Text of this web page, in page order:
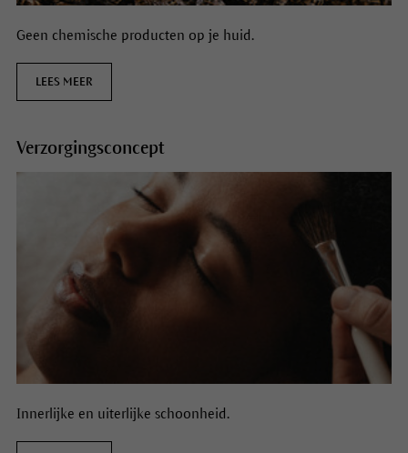
Geen chemische producten op je huid.
LEES MEER
Verzorgingsconcept
Innerlijke en uiterlijke schoonheid.